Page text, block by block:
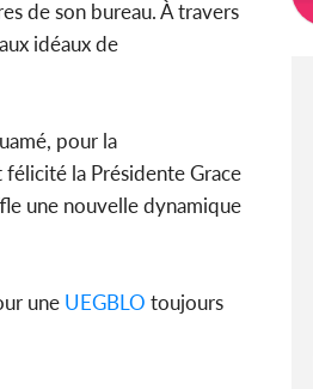
de son bureau. À travers
idéaux de
pour la
félicité la Présidente Grace
une nouvelle dynamique
une UEGBLO toujours